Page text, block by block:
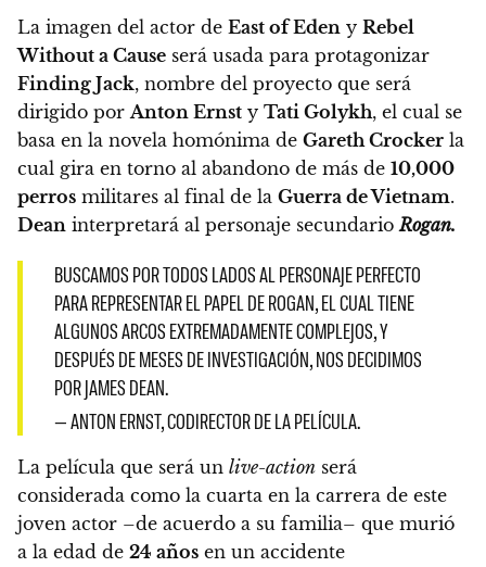
La imagen del actor de East of Eden y Rebel
Without a Cause será usada para protagonizar
Finding Jack, nombre del proyecto que será
dirigido porAnton Ernst y Tati Golykh, el cual se
basa en la novela homónima de Gareth Crocker la
cual gira en torno al abandono de más de 10,000
perros militares al final de la Guerra de Vietnam.
Dean interpretará al personaje secundarioRogan.
BUSCAMOS POR TODOS LADOS AL PERSONAJE PERFECTO
PARA REPRESENTAR EL PAPEL DE ROGAN, EL CUAL TIENE
ALGUNOS ARCOS EXTREMADAMENTE COMPLEJOS, Y
DESPUÉS DE MESES DE INVESTIGACIÓN, NOS DECIDIMOS
POR JAMES DEAN.
— ANTON ERNST, CODIRECTOR DE LA PELÍCULA.
La película que será un live-action será
considerada como la cuarta en la carrera de este
joven actor –de acuerdo a su familia– que murió
a la edad de 24 años en un accidente